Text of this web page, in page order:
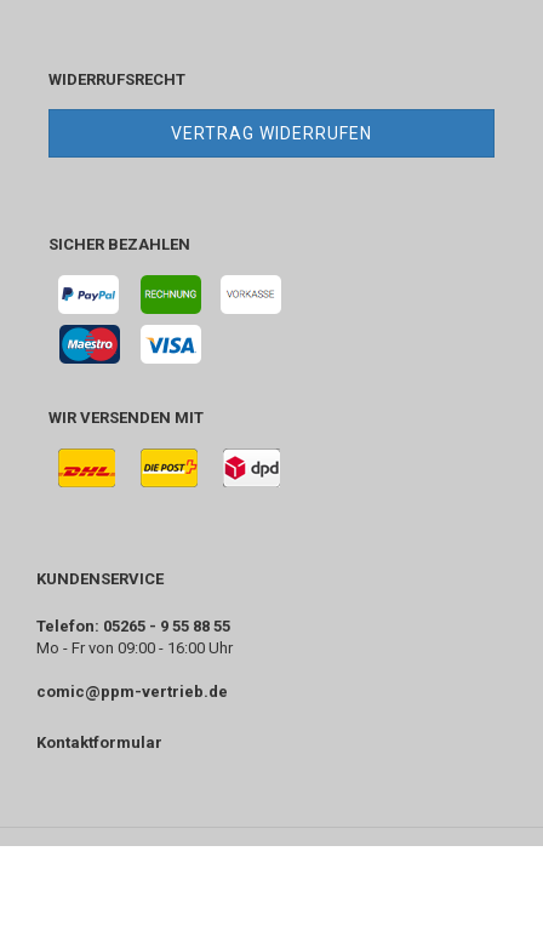
WIDERRUFSRECHT
VERTRAG WIDERRUFEN
SICHER BEZAHLEN
WIR VERSENDEN MIT
KUNDENSERVICE
Telefon: 05265 - 9 55 88 55
Mo - Fr von 09:00 - 16:00 Uhr
comic@ppm-vertrieb.de
Kontaktformular